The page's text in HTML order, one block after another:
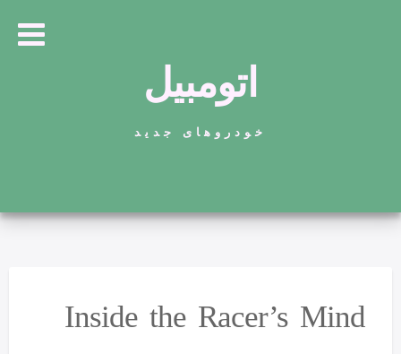
اتومبیل
خودروهای جدید
Inside the Racer’s Mind